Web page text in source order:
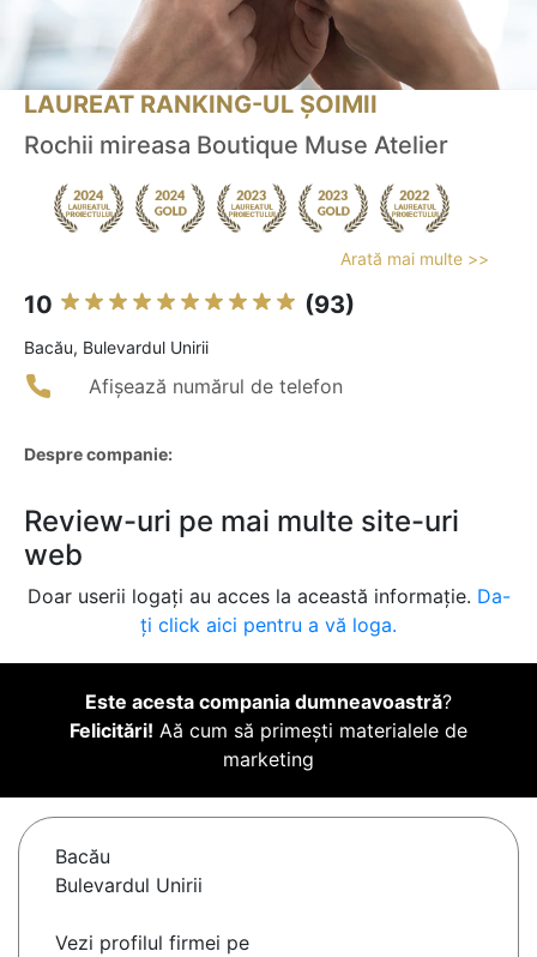
LAUREAT RANKING-UL ȘOIMII
Rochii mireasa Boutique Muse Atelier
Arată mai multe >>
10 (93)
Bacău, Bulevardul Unirii
Afișează numărul de telefon
Despre companie:
Review-uri pe mai multe site-uri
web
Doar userii logați au acces la această informație. Da-
ți click aici pentru a vă loga.
Este acesta compania dumneavoastră?
Felicitări! Aă cum să primești materialele de
marketing
Bacău
Bulevardul Unirii
Vezi profilul firmei pe